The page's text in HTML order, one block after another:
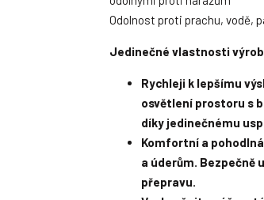
Odolnost proti prachu, vodě,
Jedinečné vlastnosti
Rychleji k lepšímu
osvětlení prostoru s
díky jedinečnému
Komfortní a
a úderům. Bezpečně
přepravu.